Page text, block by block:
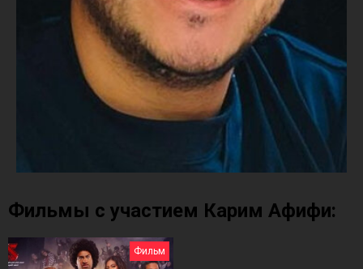
Фильмы с участием Карим Афифи:
Фильм